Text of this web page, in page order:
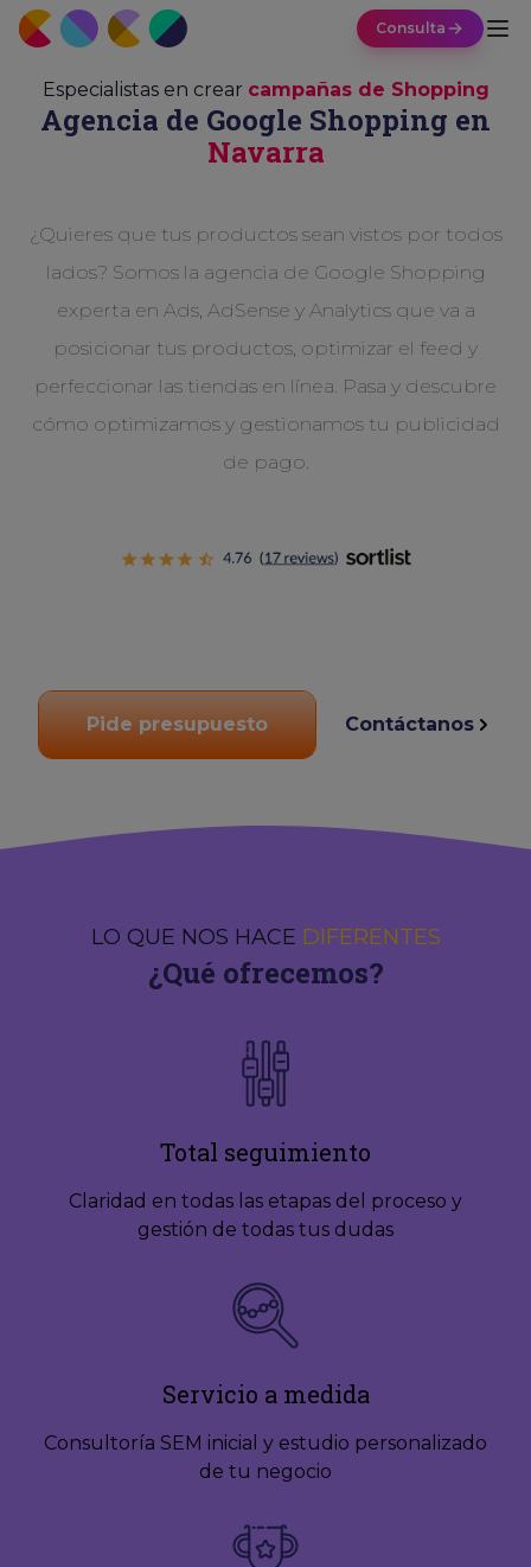
Consulta
Especialistas en crear campañas de Shopping
Agencia de Google Shopping en
Navarra
¿Quieres que tus productos sean vistos por todos
lados? Somos la agencia de Google Shopping
experta en Ads, AdSense y Analytics que va a
posicionar tus productos, optimizar el feed y
perfeccionar las tiendas en línea. Pasa y descubre
cómo optimizamos y gestionamos tu publicidad
de pago.
Pide presupuesto Contáctanos
LO QUE NOS HACE DIFERENTES
¿Qué ofrecemos?
Total seguimiento
Claridad en todas las etapas del proceso y
gestión de todas tus dudas
Servicio a medida
Consultoría SEM inicial y estudio personalizado
de tu negocio